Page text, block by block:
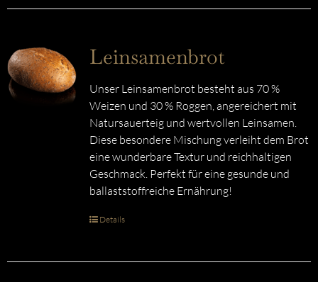
Leinsamenbrot
Unser Leinsamenbrot besteht aus 70 %
Weizen und 30 % Roggen, angereichert mit
Natursauerteig und wertvollen Leinsamen.
Diese besondere Mischung verleiht dem Brot
eine wunderbare Textur und reichhaltigen
Geschmack. Perfekt für eine gesunde und
ballaststoffreiche Ernährung!
Details